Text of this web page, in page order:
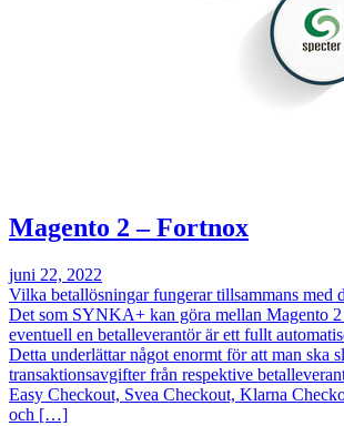
Magento 2 – Fortnox
juni 22, 2022
Vilka betallösningar fungerar tillsammans med
Det som SYNKA+ kan göra mellan Magento
eventuell en betalleverantör är ett fullt
Detta underlättar något enormt för att man ska
transaktionsavgifter från respektive
Easy Checkout, Svea Checkout, Klarna
och […]